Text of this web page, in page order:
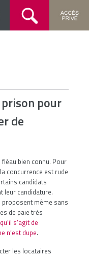
pour
de
fléau bien connu. Pour
concurrence est rude
candidats
leur candidature.
même sans
de paie très
s’agit de
n’est dupe.
les locataires